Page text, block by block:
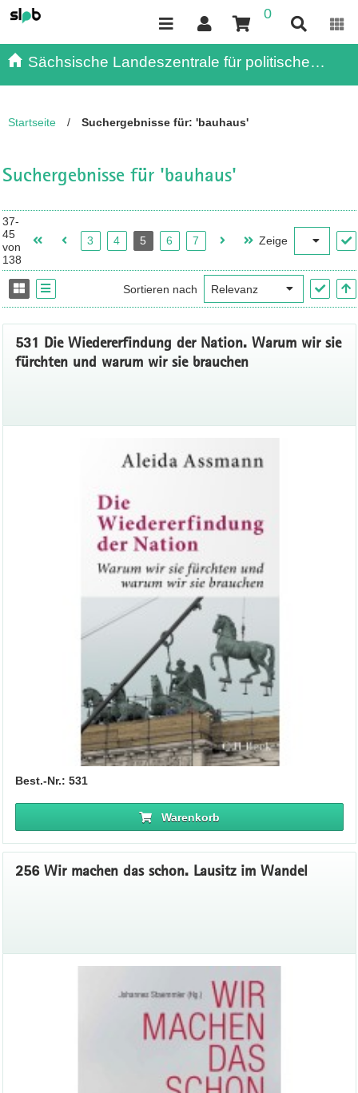
0
Sächsische Landeszentrale für politische
Startseite / Suchergebnisse für: 'bauhaus'
Suchergebnisse für 'bauhaus'
37-
45
von
138
3 4 5 6 7 Zeige
Sortieren nach
531 Die Wiedererfindung der Nation. Warum wir sie
fürchten und warum wir sie brauchen
Best.-Nr.: 531
Warenkorb
256 Wir machen das schon. Lausitz im Wandel